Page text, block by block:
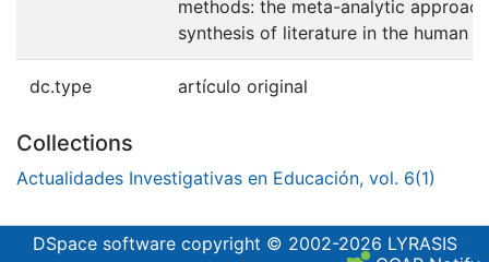
methods: the meta-analytic
synthesis of literature in the human
dc.type artículo original
Collections
Actualidades Investigativas en Educación, vol. 6(1)
DSpace softwarecopyright © 2002-2026 LYRASIS